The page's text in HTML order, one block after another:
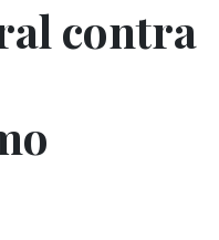
contra